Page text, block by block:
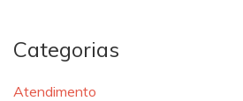
Categorias
Atendimento